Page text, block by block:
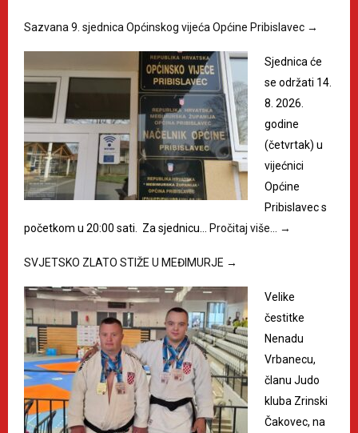
Sazvana 9. sjednica Općinskog vijeća Općine Pribislavec →
Sjednica će
se održati 14.
8. 2026.
godine
(četvrtak) u
vijećnici
Općine
Pribislavec s
početkom u 20:00 sati. Za sjednicu…
Pročitaj više… →
SVJETSKO ZLATO STIŽE U MEĐIMURJE →
Velike
čestitke
Nenadu
Vrbanecu,
članu Judo
kluba Zrinski
Čakovec, na